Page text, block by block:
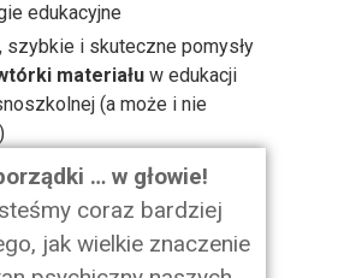
edukacyjne
szybkie i skuteczne pomysły
materiału w edukacji
(a może i nie
… w głowie!
coraz bardziej
jak wielkie znaczenie